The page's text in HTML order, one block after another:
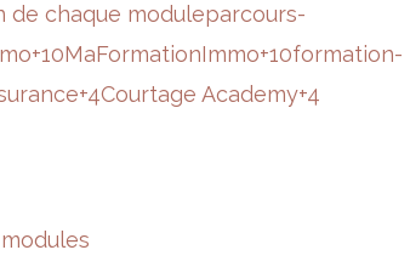
de chaque moduleparcours-
+10MaFormationImmo+10formation-
+4Courtage Academy+4